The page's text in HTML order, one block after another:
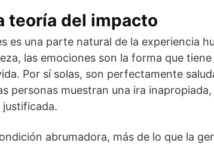
teoría del impacto
es una parte natural de la experiencia
las emociones son la forma que
Por sí solas, son perfectamente
personas muestran una ira
justificada.
abrumadora, más de lo que la